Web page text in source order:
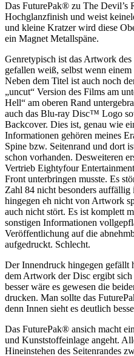
Das FuturePak® zu The Devil’s
Hochglanzfinish und weist
und kleine Kratzer wird diese
ein Magnet Metallspäne.
Genretypisch ist das Artwork
gefallen weiß, selbst wenn
Neben dem Titel ist auch noch
„uncut“ Version des Films am
Hell“ am oberen Rand
auch das Blu-ray Disc™ Logo
Backcover. Dies ist, genau wie
Informationen gehören meines
Spine bzw. Seitenrand und dort
schon vorhanden. Desweiteren
Vertrieb Eightyfour
Front unterbringen musste. Es
Zahl 84 nicht besonders
hingegen eh nicht von Artwork
auch nicht stört. Es ist komplett
sonstigen Informationen
Veröffentlichung auf die
aufgedruckt. Schlecht.
Der Innendruck hingegen gefällt
dem Artwork der Disc ergibt
besser wäre es gewesen die
drucken. Man sollte das
denn Innen sieht es deutlich
Das FuturePak® ansich macht
und Kunststoffeinlage angeht.
Hineinstehen des Seitenrandes